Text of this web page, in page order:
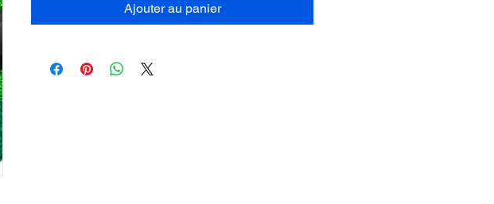
Ajouter au panier